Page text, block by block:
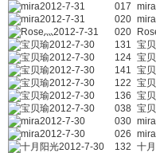
mira2012-7-31
017
mira2012-7-31
020
Rose灬2012-7-31
020
宝贝瑜2012-7-30
131 宝
宝贝瑜2012-7-30
124 宝
宝贝瑜2012-7-30
141 宝
宝贝瑜2012-7-30
122 宝
宝贝瑜2012-7-30
136 宝
宝贝瑜2012-7-30
038 宝
mira2012-7-30
030
mira2012-7-30
026
十月阳光2012-7-30
132 十